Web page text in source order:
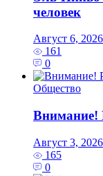
человек
Август 6, 2026
161
0
Общество
Внимание!
Август 3, 2026
165
0